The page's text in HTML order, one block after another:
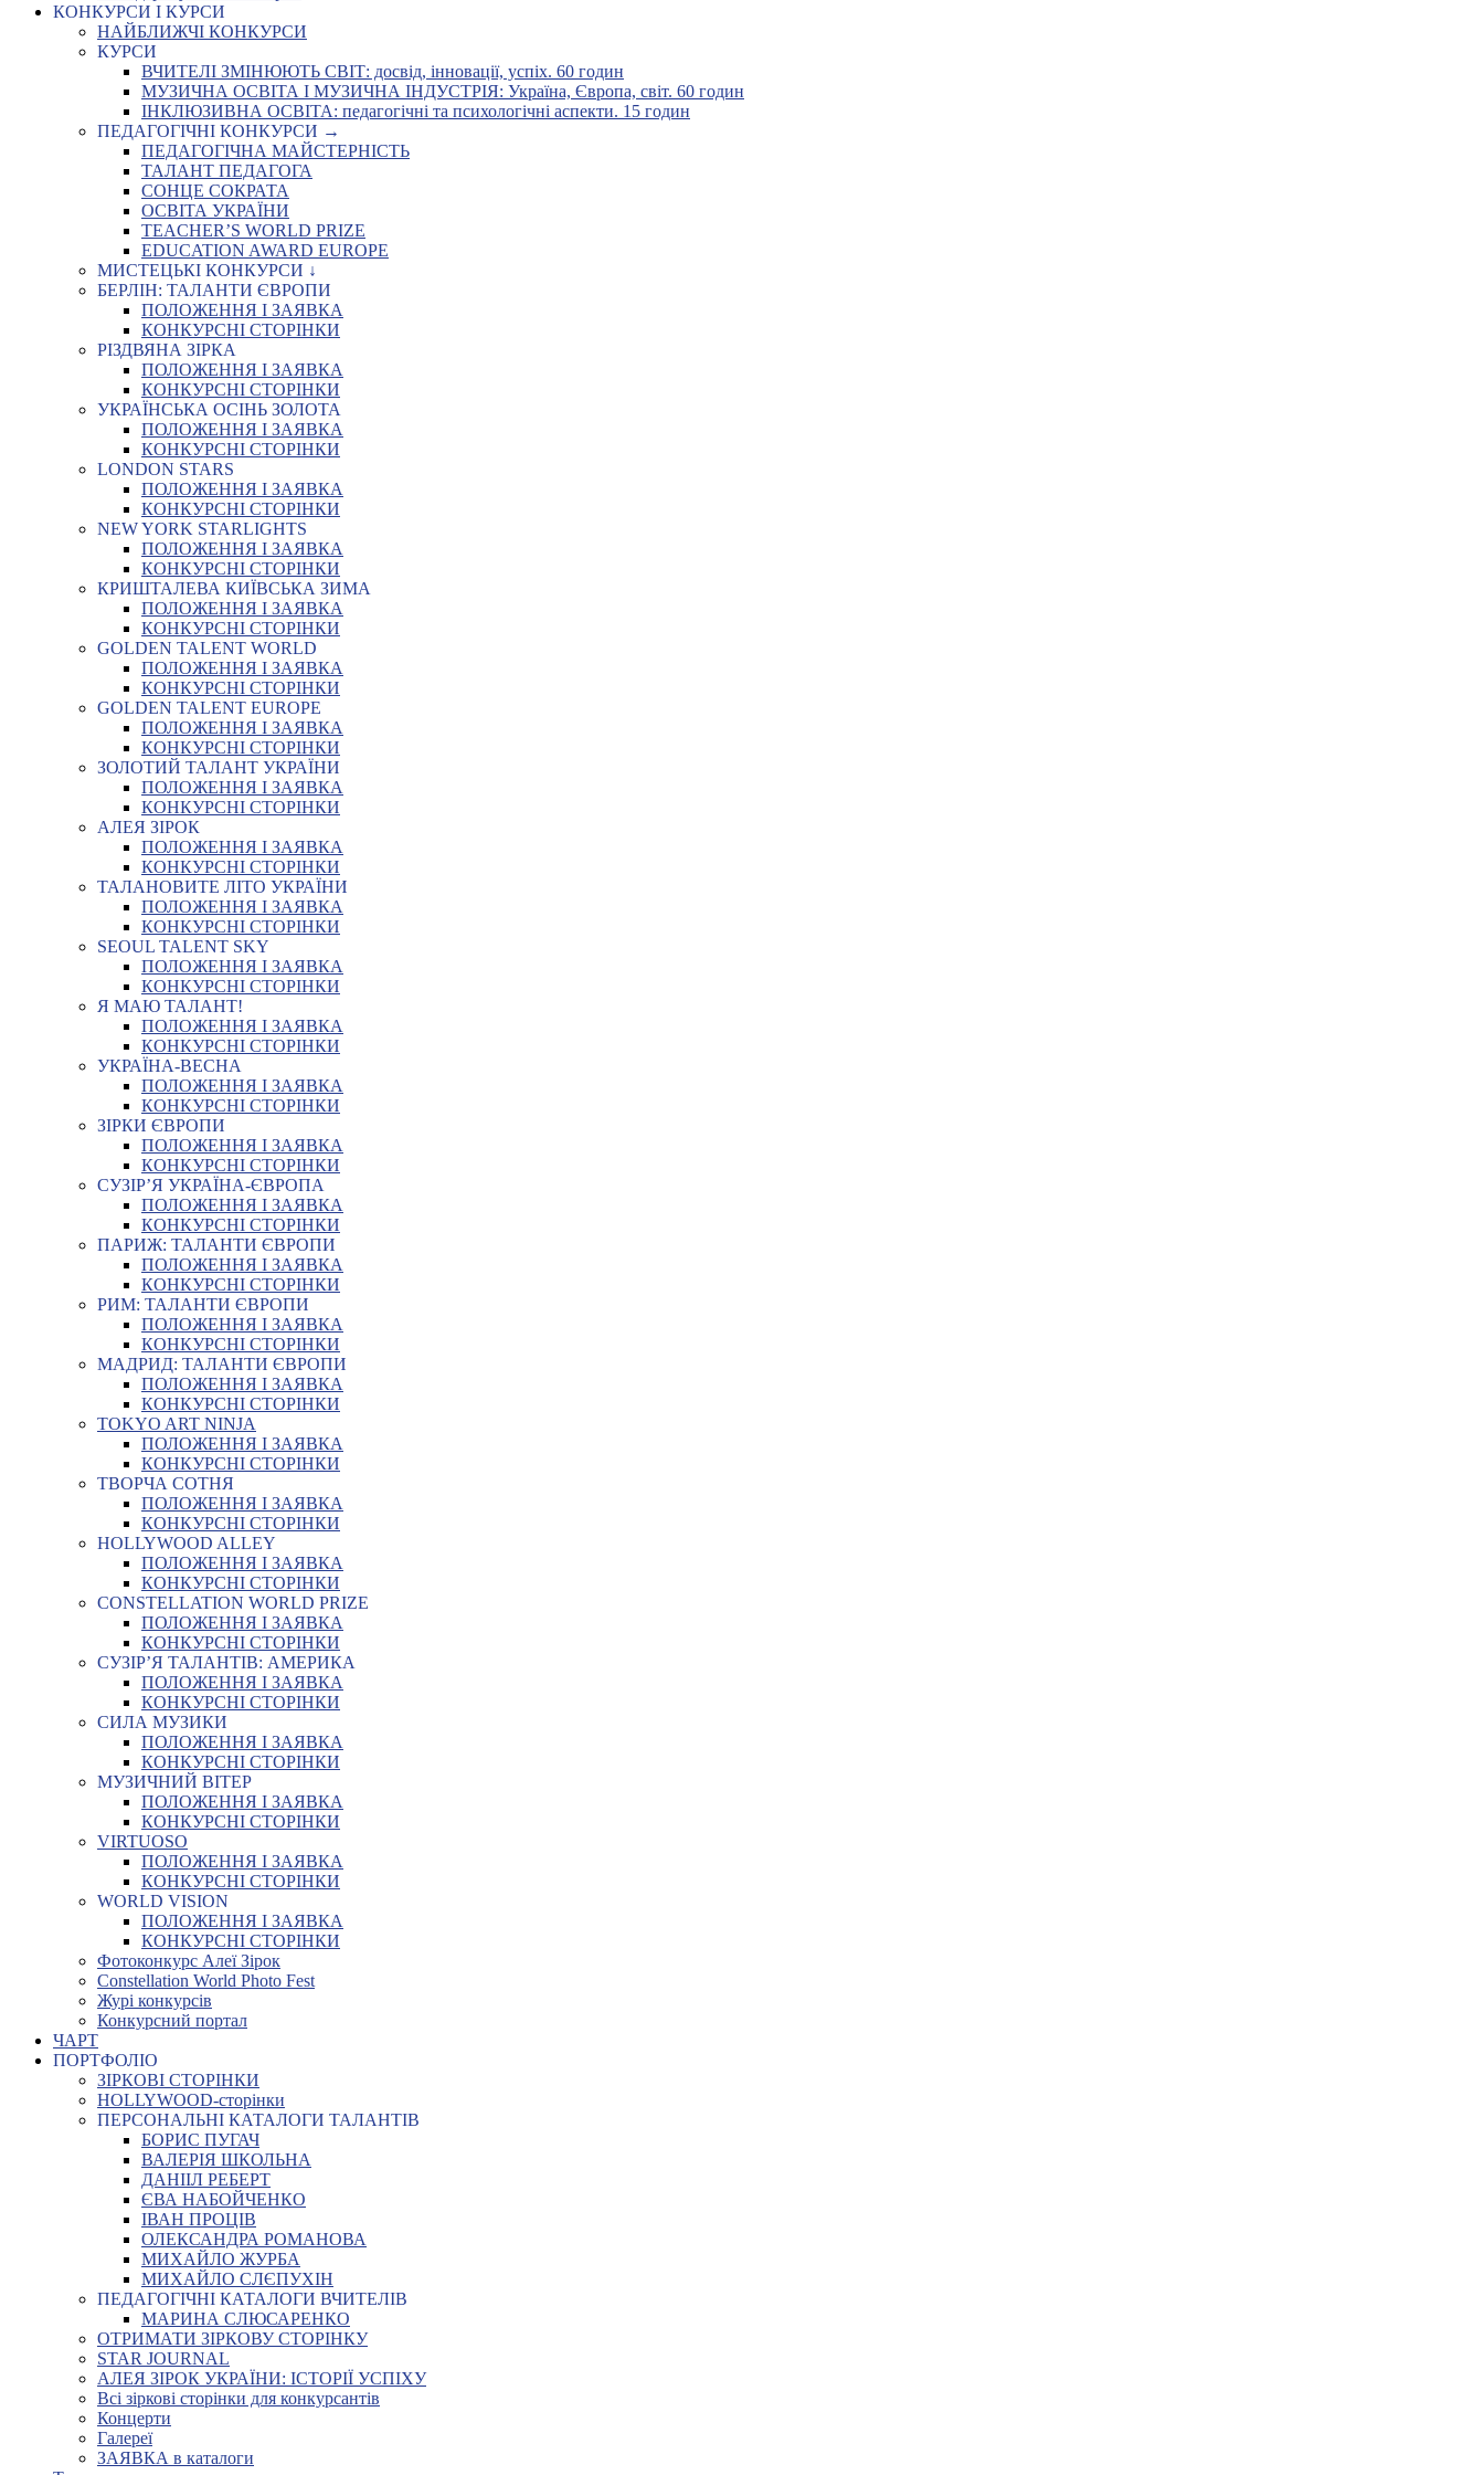
КОНКУРСИ І КУРСИ
НАЙБЛИЖЧІ КОНКУРСИ
КУРСИ
ВЧИТЕЛІ ЗМІНЮЮТЬ СВІТ: досвід, інновації, успіх. 60 годин
МУЗИЧНА ОСВІТА І МУЗИЧНА ІНДУСТРІЯ: Україна, Європа, світ. 60 годин
ІНКЛЮЗИВНА ОСВІТА: педагогічні та психологічні аспекти. 15 годин
ПЕДАГОГІЧНІ КОНКУРСИ →
ПЕДАГОГІЧНА МАЙСТЕРНІСТЬ
ТАЛАНТ ПЕДАГОГА
СОНЦЕ СОКРАТА
ОСВІТА УКРАЇНИ
TEACHER’S WORLD PRIZE
EDUCATION AWARD EUROPE
МИСТЕЦЬКІ КОНКУРСИ ↓
БЕРЛІН: ТАЛАНТИ ЄВРОПИ
ПОЛОЖЕННЯ І ЗАЯВКА
КОНКУРСНІ СТОРІНКИ
РІЗДВЯНА ЗІРКА
ПОЛОЖЕННЯ І ЗАЯВКА
КОНКУРСНІ СТОРІНКИ
УКРАЇНСЬКА ОСІНЬ ЗОЛОТА
ПОЛОЖЕННЯ І ЗАЯВКА
КОНКУРСНІ СТОРІНКИ
LONDON STARS
ПОЛОЖЕННЯ І ЗАЯВКА
КОНКУРСНІ СТОРІНКИ
NEW YORK STARLIGHTS
ПОЛОЖЕННЯ І ЗАЯВКА
КОНКУРСНІ СТОРІНКИ
КРИШТАЛЕВА КИЇВСЬКА ЗИМА
ПОЛОЖЕННЯ І ЗАЯВКА
КОНКУРСНІ СТОРІНКИ
GOLDEN TALENT WORLD
ПОЛОЖЕННЯ І ЗАЯВКА
КОНКУРСНІ СТОРІНКИ
GOLDEN TALENT EUROPE
ПОЛОЖЕННЯ І ЗАЯВКА
КОНКУРСНІ СТОРІНКИ
ЗОЛОТИЙ ТАЛАНТ УКРАЇНИ
ПОЛОЖЕННЯ І ЗАЯВКА
КОНКУРСНІ СТОРІНКИ
АЛЕЯ ЗІРОК
ПОЛОЖЕННЯ І ЗАЯВКА
КОНКУРСНІ СТОРІНКИ
ТАЛАНОВИТЕ ЛІТО УКРАЇНИ
ПОЛОЖЕННЯ І ЗАЯВКА
КОНКУРСНІ СТОРІНКИ
SEOUL TALENT SKY
ПОЛОЖЕННЯ І ЗАЯВКА
КОНКУРСНІ СТОРІНКИ
Я МАЮ ТАЛАНТ!
ПОЛОЖЕННЯ І ЗАЯВКА
КОНКУРСНІ СТОРІНКИ
УКРАЇНА-ВЕСНА
ПОЛОЖЕННЯ І ЗАЯВКА
КОНКУРСНІ СТОРІНКИ
ЗІРКИ ЄВРОПИ
ПОЛОЖЕННЯ І ЗАЯВКА
КОНКУРСНІ СТОРІНКИ
СУЗІР’Я УКРАЇНА-ЄВРОПА
ПОЛОЖЕННЯ І ЗАЯВКА
КОНКУРСНІ СТОРІНКИ
ПАРИЖ: ТАЛАНТИ ЄВРОПИ
ПОЛОЖЕННЯ І ЗАЯВКА
КОНКУРСНІ СТОРІНКИ
РИМ: ТАЛАНТИ ЄВРОПИ
ПОЛОЖЕННЯ І ЗАЯВКА
КОНКУРСНІ СТОРІНКИ
МАДРИД: ТАЛАНТИ ЄВРОПИ
ПОЛОЖЕННЯ І ЗАЯВКА
КОНКУРСНІ СТОРІНКИ
TOKYO ART NINJA
ПОЛОЖЕННЯ І ЗАЯВКА
КОНКУРСНІ СТОРІНКИ
ТВОРЧА СОТНЯ
ПОЛОЖЕННЯ І ЗАЯВКА
КОНКУРСНІ СТОРІНКИ
HOLLYWOOD ALLEY
ПОЛОЖЕННЯ І ЗАЯВКА
КОНКУРСНІ СТОРІНКИ
CONSTELLATION WORLD PRIZE
ПОЛОЖЕННЯ І ЗАЯВКА
КОНКУРСНІ СТОРІНКИ
СУЗІР’Я ТАЛАНТІВ: АМЕРИКА
ПОЛОЖЕННЯ І ЗАЯВКА
КОНКУРСНІ СТОРІНКИ
СИЛА МУЗИКИ
ПОЛОЖЕННЯ І ЗАЯВКА
КОНКУРСНІ СТОРІНКИ
МУЗИЧНИЙ ВІТЕР
ПОЛОЖЕННЯ І ЗАЯВКА
КОНКУРСНІ СТОРІНКИ
VIRTUOSO
ПОЛОЖЕННЯ І ЗАЯВКА
КОНКУРСНІ СТОРІНКИ
WORLD VISION
ПОЛОЖЕННЯ І ЗАЯВКА
КОНКУРСНІ СТОРІНКИ
Фотоконкурс Алеї Зірок
Constellation World Photo Fest
Журі конкурсів
Конкурсний портал
ЧАРТ
ПОРТФОЛІО
ЗІРКОВІ СТОРІНКИ
HOLLYWOOD-сторінки
ПЕРСОНАЛЬНІ КАТАЛОГИ ТАЛАНТІВ
БОРИС ПУГАЧ
ВАЛЕРІЯ ШКОЛЬНА
ДАНІІЛ РЕБЕРТ
ЄВА НАБОЙЧЕНКО
ІВАН ПРОЦІВ
ОЛЕКСАНДРА РОМАНОВА
МИХАЙЛО ЖУРБА
МИХАЙЛО СЛЄПУХІН
ПЕДАГОГІЧНІ КАТАЛОГИ ВЧИТЕЛІВ
МАРИНА СЛЮСАРЕНКО
ОТРИМАТИ ЗІРКОВУ СТОРІНКУ
STAR JOURNAL
АЛЕЯ ЗІРОК УКРАЇНИ: ІСТОРІЇ УСПІХУ
Всі зіркові сторінки для конкурсантів
Концерти
Галереї
ЗАЯВКА в каталоги